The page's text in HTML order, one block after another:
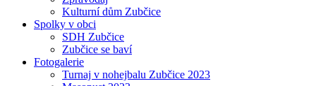
Kulturní dům Zubčice
Spolky v obci
SDH Zubčice
Zubčice se baví
Fotogalerie
Turnaj v nohejbalu Zubčice 2023